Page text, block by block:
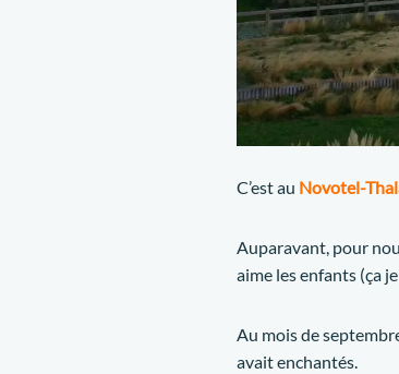
C’est au Novotel-
Auparavant, pour
aime les enfants (ça
Au mois de
avait enchantés.